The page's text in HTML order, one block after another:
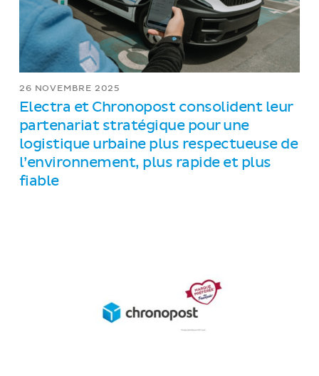
26 NOVEMBRE 2025
Electra et Chronopost consolident leur
partenariat stratégique pour une
logistique urbaine plus respectueuse de
l’environnement, plus rapide et plus
fiable